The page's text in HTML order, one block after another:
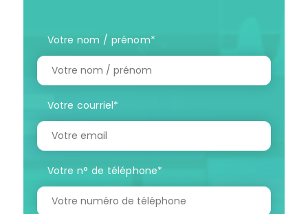
Votre nom / prénom*
Votre courriel*
Votre n° de téléphone*